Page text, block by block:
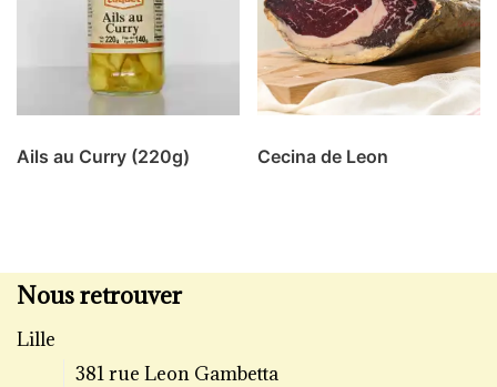
Ails au Curry (220g) Cecina de Leon
Nous retrouver
Lille
381 rue Leon Gambetta